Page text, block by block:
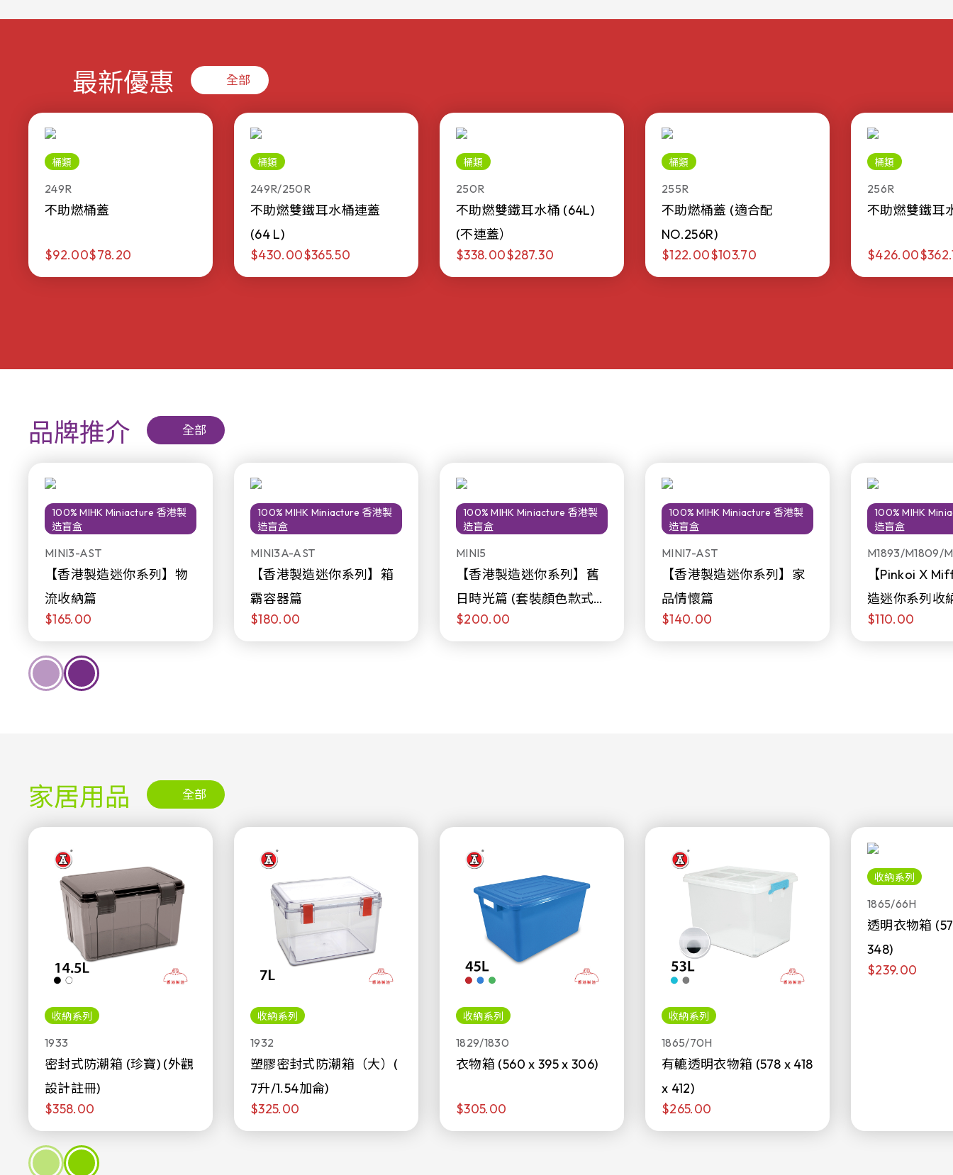
最新優惠 全部
桶類
249R
不助燃桶蓋
$92.00$78.20
桶類
249R/250R
不助燃雙鐵耳水桶連蓋
(64 L)
$430.00$365.50
桶類
250R
不助燃雙鐵耳水桶 (64L)
(不連蓋）
$338.00$287.30
桶類
255R
不助燃桶蓋 (適合配
NO.256R)
$122.00$103.70
桶類
256R
不助燃雙鐵耳
$426.00
品牌推介 全部
100% MIHK Miniacture 香港製
造盲盒
MINI3-AST
【香港製造迷你系列】物
流收納篇
$165.00
100% MIHK Miniacture 香港製
造盲盒
MINI3A-AST
【香港製造迷你系列】箱
霸容器篇
$180.00
100% MIHK Miniacture 香港製
造盲盒
MINI5
【香港製造迷你系列】舊
日時光篇 (套裝顏色款式隨
機販售)
$200.00
100% MIHK Miniacture 香港製
造盲盒
MINI7-AST
【香港製造迷你系列】家
品情懷篇
$140.00
100% MIHK
造盲盒
M1893/M1809/
【Pinkoi X
造迷你系列收
日限定發售)
$110.00
家居用品 全部
收納系列
1933
密封式防潮箱 (珍寶) (外觀
設計註冊)
$358.00
收納系列
1932
塑膠密封式防潮箱（大）(
7升/1.54加侖)
$325.00
收納系列
1829/1830
衣物箱 (560 x 395 x 306)
$305.00
收納系列
1865/70H
有轆透明衣物箱 (578 x 418
x 412)
$265.00
收納系列
1865/66H
透明衣物箱
348)
$239.00